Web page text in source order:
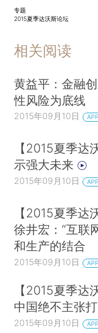
专题
2015夏季达沃斯论坛
相关阅读
黄益平：金融
性风险为底线
2015年09月10日
【2015夏季达
示强大未来
2015年09月10日
【2015夏季达
徐井宏：“互联
和生产的结合
2015年09月10日
【2015夏季达
中国绝不主张
2015年09月10日